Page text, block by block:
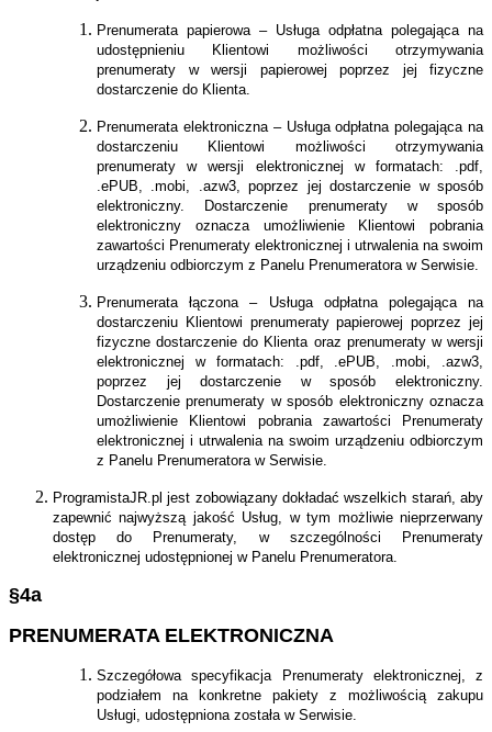
Prenumerata papierowa – Usługa odpłatna polegająca na
udostępnieniu Klientowi możliwości otrzymywania
prenumeraty w wersji papierowej poprzez jej fizyczne
dostarczenie do Klienta.
Prenumerata elektroniczna – Usługa odpłatna polegająca na
dostarczeniu Klientowi możliwości otrzymywania
prenumeraty w wersji elektronicznej w formatach: .pdf,
.ePUB, .mobi, .azw3, poprzez jej dostarczenie w sposób
elektroniczny. Dostarczenie prenumeraty w sposób
elektroniczny oznacza umożliwienie Klientowi pobrania
zawartości Prenumeraty elektronicznej i utrwalenia na swoim
urządzeniu odbiorczym z Panelu Prenumeratora w Serwisie.
Prenumerata łączona – Usługa odpłatna polegająca na
dostarczeniu Klientowi prenumeraty papierowej poprzez jej
fizyczne dostarczenie do Klienta oraz prenumeraty w wersji
elektronicznej w formatach: .pdf, .ePUB, .mobi, .azw3,
poprzez jej dostarczenie w sposób elektroniczny.
Dostarczenie prenumeraty w sposób elektroniczny oznacza
umożliwienie Klientowi pobrania zawartości Prenumeraty
elektronicznej i utrwalenia na swoim urządzeniu odbiorczym
z Panelu Prenumeratora w Serwisie.
ProgramistaJR.pl jest zobowiązany dokładać wszelkich starań, aby
zapewnić najwyższą jakość Usług, w tym możliwie nieprzerwany
dostęp do Prenumeraty, w szczególności Prenumeraty
elektronicznej udostępnionej w Panelu Prenumeratora.
§4a
PRENUMERATA ELEKTRONICZNA
Szczegółowa specyfikacja Prenumeraty elektronicznej, z
podziałem na konkretne pakiety z możliwością zakupu
Usługi, udostępniona została w Serwisie.